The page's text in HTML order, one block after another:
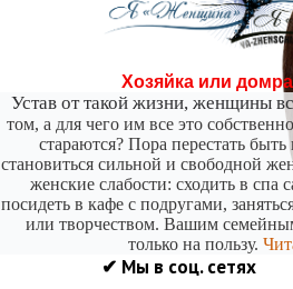
Хозяйка или
Устав от такой жизни, женщины
том, а для чего им все это
стараются? Пора перестать быть
становиться сильной и свободной
женские слабости: сходить в спа
посидеть в кафе с подругами,
или творчеством. Вашим
только на пользу.
✔ Мы в соц. сетях